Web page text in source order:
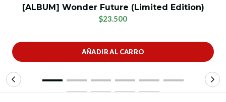
[ALBUM] Wonder Future (Limited Edition)
$23.500
AÑADIR AL CARRO